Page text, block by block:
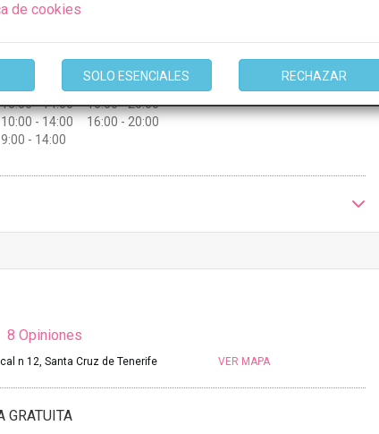
de cookies
SOLO ESENCIALES RECHAZAR
PRESUPUESTO
10:00 - 14:00 16:00 - 20:00
10:00 - 14:00 16:00 - 20:00
10:00 - 14:00 16:00 - 20:00
10:00 - 14:00 16:00 - 20:00
9:00 - 14:00
8 Opiniones
n 12, Santa Cruz de Tenerife VER MAPA
GRATUITA